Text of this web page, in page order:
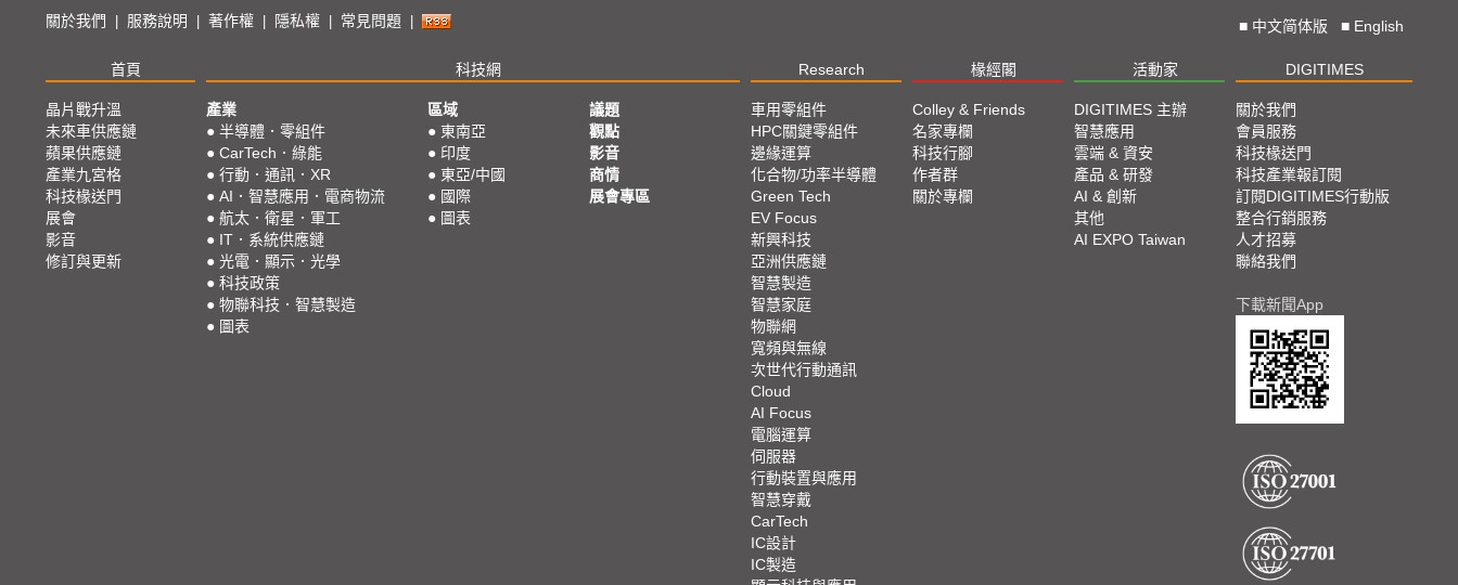
關於我們 服務說明 著作權 隱私權 常見問題 ■ 中文简体版 ■ English
首頁 科技網 Research 椽經閣 活動家 DIGITIMES
晶片戰升溫
未來車供應鏈
蘋果供應鏈
產業九宮格
科技椽送門
展會
影音
修訂與更新
產業
● 半導體．零組件
● CarTech．綠能
● 行動．通訊．XR
● AI．智慧應用．電商物流
● 航太．衛星．軍工
● IT．系統供應鏈
● 光電．顯示．光學
● 科技政策
● 物聯科技．智慧製造
● 圖表
區域
● 東南亞
● 印度
● 東亞/中國
● 國際
● 圖表
議題
觀點
影音
商情
展會專區
車用零組件
HPC關鍵零組件
邊緣運算
化合物/功率半導體
Green Tech
EV Focus
新興科技
亞洲供應鏈
智慧製造
智慧家庭
物聯網
寬頻與無線
次世代行動通訊
Cloud
AI Focus
電腦運算
伺服器
行動裝置與應用
智慧穿戴
CarTech
IC設計
IC製造
Colley & Friends
名家專欄
科技行腳
作者群
關於專欄
DIGITIMES 主辦
智慧應用
雲端 & 資安
產品 & 研發
AI & 創新
其他
AI EXPO Taiwan
關於我們
會員服務
科技椽送門
科技產業報訂閱
訂閱DIGITIMES行動版
整合行銷服務
人才招募
聯絡我們
下載新聞App